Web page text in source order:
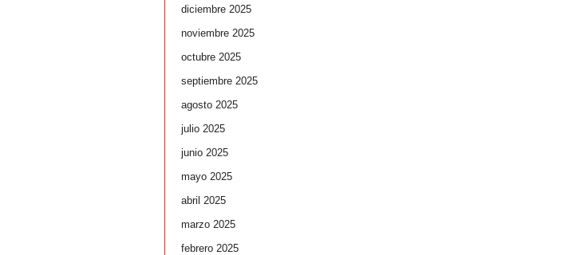
diciembre 2025
noviembre 2025
octubre 2025
septiembre 2025
agosto 2025
julio 2025
junio 2025
mayo 2025
abril 2025
marzo 2025
febrero 2025